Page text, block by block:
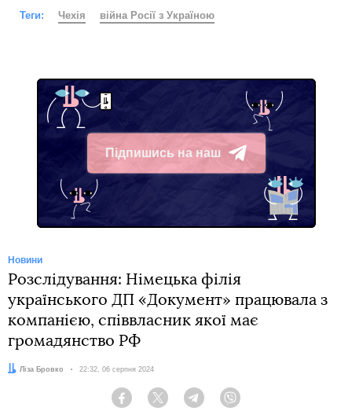
Теги: Чехія війна Росії з Україною
Підпишись на наш
Telegram
Новини
Розслідування: Німецька філія
українського ДП «Документ» працювала з
компанією, співвласник якої має
громадянство РФ
Автор:
Ліза Бровко Дата:
22:32, 06 серпня 2024
Facebook Twitter Telegram